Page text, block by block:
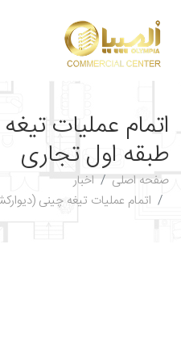
اتمام عملیات
طبقه اول تجاری
صفحه اصلی
اخبار
اتمام عملیات تیغه چینی